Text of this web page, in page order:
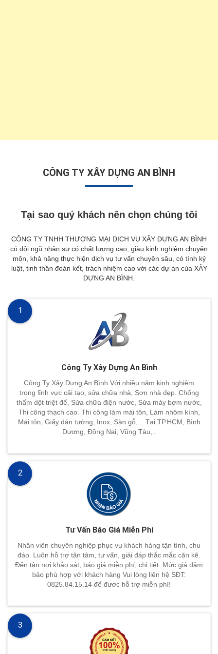
CÔNG TY XÂY DỰNG AN BÌNH
Tại sao quý khách nên chọn chúng tôi
CÔNG TY TNHH THƯƠNG MẠI DỊCH VỤ XÂY DỰNG AN BÌNH
có đội ngũ nhân sự có chất lượng cao, giàu kinh nghiệm chuyên
môn, khả năng thực hiện dịch vụ tư vấn chuyên sâu, có tính kỷ
luật, tinh thần đoàn kết, trách nhiệm cao với các dự án của XÂY
DỰNG AN BÌNH.
Công Ty Xây Dựng An Bình
Công Ty Xây Dựng An Bình Với nhiều năm kinh nghiệm
trong lĩnh vực cải tạo, sửa chữa nhà, Sơn nhà đẹp. Chống
thấm dột triệt để, Sửa chữa điện nước, Sửa máy bơm nước,
Thi công thạch cao. Thi công làm mái tôn, Làm nhôm kính,
Mái tôn, Giấy dán tường, Inox, Sàn gỗ,... Tại TP.HCM, Bình
Dương, Đồng Nai, Vũng Tàu,..
1
Tư Vấn Báo Giá Miễn Phí
Nhân viên chuyên nghiệp phục vụ khách hàng tận tình, chu
đáo. Luôn hỗ trợ tận tâm, tư vấn, giải đáp thắc mắc cặn kẽ.
Đến tận nơi khảo sát, báo giá miễn phí, chi tiết. Mức giá đảm
bảo phù hợp với khách hàng Vui lòng liên hệ SĐT:
0825.84.15.14 để đươc hỗ trợ miễn phí!
2
3